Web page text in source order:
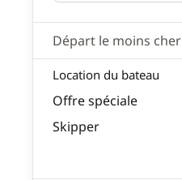
Départ le moins cher
Location du bateau
Offre spéciale
Skipper